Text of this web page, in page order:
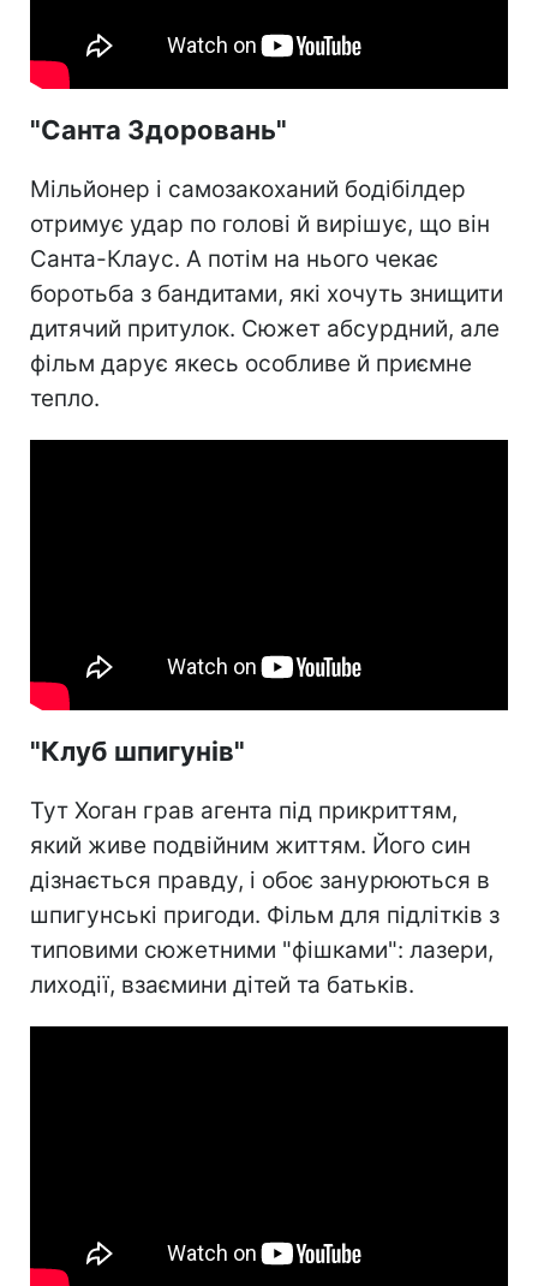
"Санта Здоровань"
Мільйонер і самозакоханий бодібілдер
отримує удар по голові й вирішує, що він
Санта-Клаус. А потім на нього чекає
боротьба з бандитами, які хочуть знищити
дитячий притулок. Сюжет абсурдний, але
фільм дарує якесь особливе й приємне
тепло.
"Клуб шпигунів"
Тут Хоган грав агента під прикриттям,
який живе подвійним життям. Його син
дізнається правду, і обоє занурюються в
шпигунські пригоди. Фільм для підлітків з
типовими сюжетними "фішками": лазери,
лиходії, взаємини дітей та батьків.